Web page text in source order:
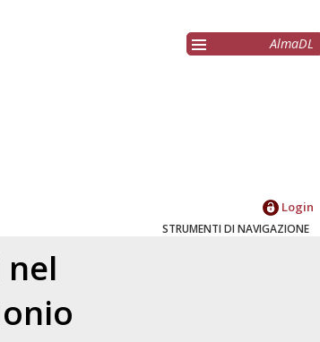
AlmaDL
Login
STRUMENTI DI NAVIGAZIONE